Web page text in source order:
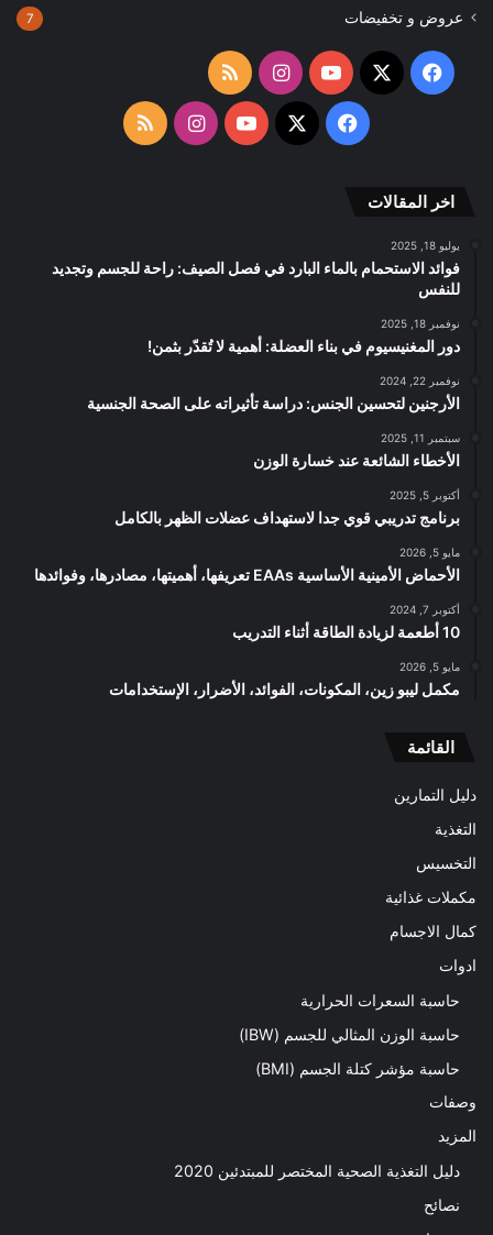
عروض و تخفيضات 7
فيسبوك
‫X
‫YouTubeانستقرامملخص
الموقع
فيسبوك
‫X
‫YouTubeانستقرامملخص
اخر المقالات
يوليو 18, 2025
فوائد الاستحمام بالماء البارد في فصل الصيف: راحة للجسم وتجديد
للنفس
نوفمبر 18, 2025
دور المغنيسيوم في بناء العضلة: أهمية لا تُقدّر بثمن!
نوفمبر 22, 2024
الأرجنين لتحسين الجنس: دراسة تأثيراته على الصحة الجنسية
سبتمبر 11, 2025
الأخطاء الشائعة عند خسارة الوزن
أكتوبر 5, 2025
برنامج تدريبي قوي جدا لاستهداف عضلات الظهر بالكامل
مايو 5, 2026
الأحماض الأمينية الأساسية EAAs تعريفها، أهميتها، مصادرها، وفوائدها
أكتوبر 7, 2024
10 أطعمة لزيادة الطاقة أثناء التدريب
مايو 5, 2026
مكمل ليبو زين، المكونات، الفوائد، الأضرار، الإستخدامات
القائمة
دليل التمارين
التغذية
التخسيس
مكملات غذائية
كمال الاجسام
ادوات
حاسبة السعرات الحرارية
حاسبة الوزن المثالي للجسم (IBW)
حاسبة مؤشر كتلة الجسم (BMI)
وصفات
المزيد
دليل التغذية الصحية المختصر للمبتدئين 2020​
نصائح